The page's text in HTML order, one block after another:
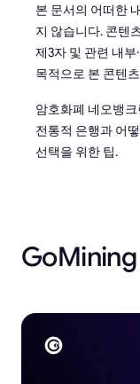
본 문서의 어떠한
지 않습니다. 콘텐
제3자 및 관련 내부
목적으로 본 콘텐
암호화폐 네오뱅
전통적 은행과 어
선택을 위한 팁.